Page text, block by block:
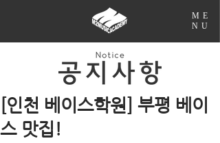
ME
NU
[인천 베이스학원] 부평 베이
스 맛집!